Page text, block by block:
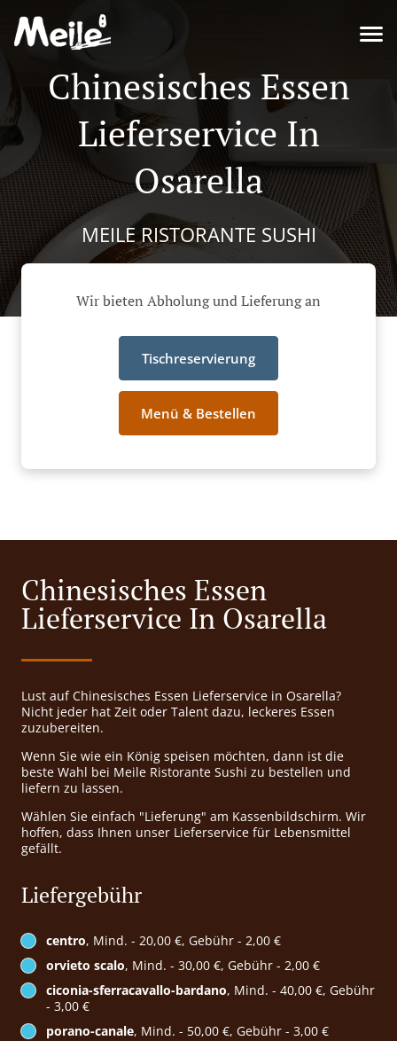
Chinesisches Essen
Lieferservice In
Osarella
MEILE RISTORANTE SUSHI
Wir bieten Abholung und Lieferung an
Tischreservierung
Menü & Bestellen
Chinesisches Essen
Lieferservice In Osarella
Lust auf Chinesisches Essen Lieferservice in Osarella?
Nicht jeder hat Zeit oder Talent dazu, leckeres Essen
zuzubereiten.
Wenn Sie wie ein König speisen möchten, dann ist die
beste Wahl bei Meile Ristorante Sushi zu bestellen und
liefern zu lassen.
Wählen Sie einfach "Lieferung" am Kassenbildschirm. Wir
hoffen, dass Ihnen unser Lieferservice für Lebensmittel
gefällt.
Liefergebühr
centro, Mind. - 20,00 €, Gebühr - 2,00 €
orvieto scalo, Mind. - 30,00 €, Gebühr - 2,00 €
ciconia-sferracavallo-bardano, Mind. - 40,00 €, Gebühr
- 3,00 €
porano-canale, Mind. - 50,00 €, Gebühr - 3,00 €